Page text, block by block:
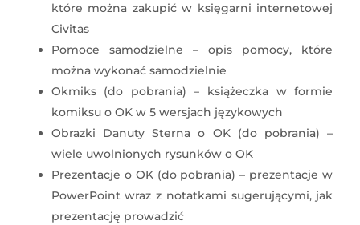
które można zakupić w księgarni internetowej
Civitas
Pomoce samodzielne – opis pomocy, które
można wykonać samodzielnie
Okmiks (do pobrania) – książeczka w formie
komiksu o OK w 5 wersjach językowych
Obrazki Danuty Sterna o OK (do pobrania) –
wiele uwolnionych rysunków o OK
Prezentacje o OK (do pobrania) – prezentacje w
PowerPoint wraz z notatkami sugerującymi, jak
prezentację prowadzić